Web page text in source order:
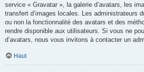
service « Gravatar », la galerie d’avatars, les
transfert d’images locales. Les administrateurs
ou non la fonctionnalité des avatars et des
rendre disponible aux utilisateurs. Si vous ne
d’avatars, nous vous invitons à contacter un
Haut